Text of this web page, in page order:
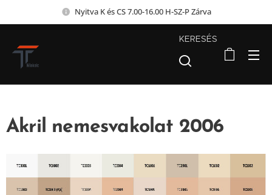
Nyitva K és CS 7.00-16.00 H-SZ-P Zárva
KERESÉS
Akril nemesvakolat 2006